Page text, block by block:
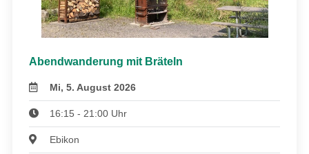
Abendwanderung mit Bräteln
Mi, 5. August 2026
16:15 - 21:00 Uhr
Ebikon